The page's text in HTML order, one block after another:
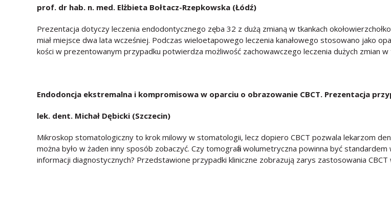
prof. dr hab. n. med. Elżbieta Bołtacz-Rzepkowska (Łódź)
Prezentacja dotyczy leczenia endodontycznego zęba 32 z dużą zmianą w tkankach
miał miejsce dwa lata wcześniej. Podczas wieloetapowego leczenia kanałowego stosowano jako
kości w prezentowanym przypadku potwierdza możliwość zachowawczego leczenia dużych zmian w
Endodoncja ekstremalna i kompromisowa w oparciu o obrazowanie CBCT. Prezentacja
lek. dent. Michał Dębicki (Szczecin)
Mikroskop stomatologiczny to krok milowy w stomatologii, lecz dopiero CBCT pozwala lekarzom
można było w żaden inny sposób zobaczyć. Czy tomografia wolumetryczna powinna być
informacji diagnostycznych? Przedstawione przypadki kliniczne zobrazują zarys zastosowania